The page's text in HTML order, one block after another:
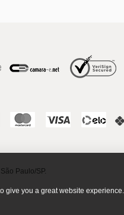
Paulo/SP.
you a great website